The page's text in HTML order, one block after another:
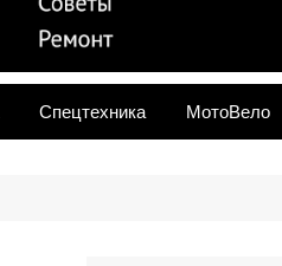
Спецтехника МотоВело